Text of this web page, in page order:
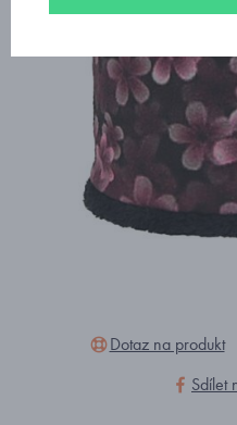
Dotaz na produkt
Sdílet